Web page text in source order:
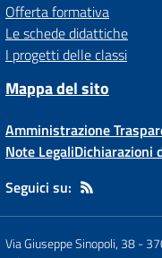
Offerta formativa
Le schede didattiche
I progetti delle classi
Mappa del sito
Amministrazione
Note LegaliDichiarazioni
Seguici su:
Via Giuseppe Sinopoli, 38-